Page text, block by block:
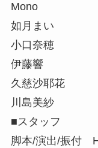
Mono
如月まい
小口奈穂
伊藤響
久慈沙耶花
川島美紗
■スタッフ
脚本/演出/振付